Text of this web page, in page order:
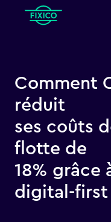
Comment
réduit
ses coûts
flotte de
18% grâce
digital-first